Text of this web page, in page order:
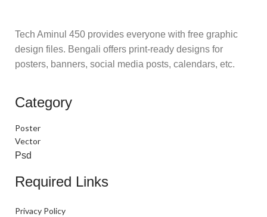
Tech Aminul 450 provides everyone with free graphic
design files. Bengali offers print-ready designs for
posters, banners, social media posts, calendars, etc.
Category
Poster
Vector
Psd
Required Links
Privacy Policy